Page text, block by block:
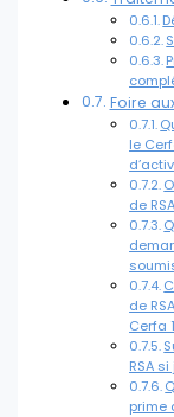
Foire
le
de
de
Cerfa
RSA
prime